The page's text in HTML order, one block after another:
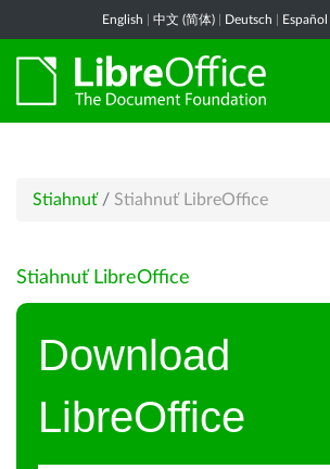
English 中文 (简体) Deutsch Español
Stiahnuť / Stiahnuť LibreOffice
Stiahnuť LibreOffice
Download
LibreOffice